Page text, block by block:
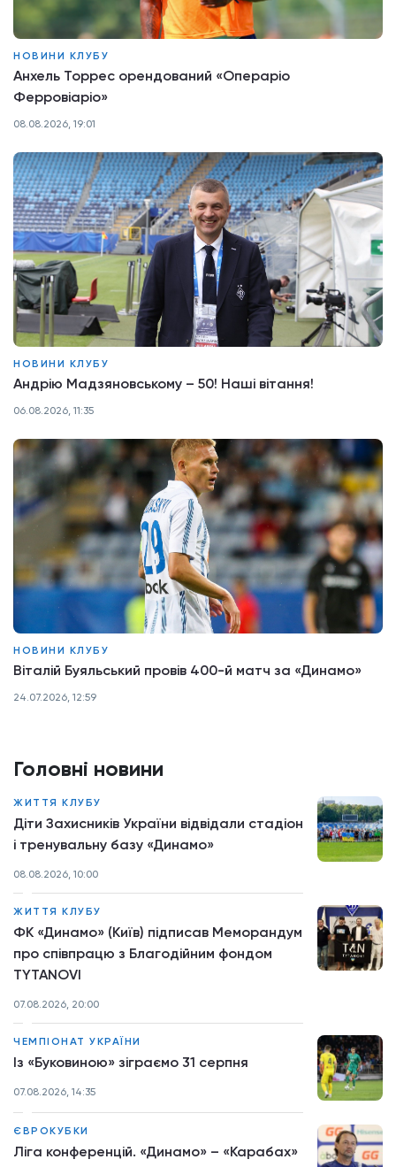
Головні новини
ЖИТТЯ КЛУБУ
Діти Захисників України відвідали стадіон
і тренувальну базу «Динамо»
08.08.2026, 10:00
ЖИТТЯ КЛУБУ
ФК «Динамо» (Київ) підписав Меморандум
про співпрацю з Благодійним фондом
TYTANOVI
07.08.2026, 20:00
ЧЕМПІОНАТ УКРАЇНИ
Із «Буковиною» зіграємо 31 серпня
07.08.2026, 14:35
ЄВРОКУБКИ
Ліга конференцій. «Динамо» – «Карабах»
НОВИНИ КЛУБУ
Анхель Торрес орендований «Операріо
Ферровіаріо»
08.08.2026, 19:01
НОВИНИ КЛУБУ
Андрію Мадзяновському – 50! Наші вітання!
06.08.2026, 11:35
НОВИНИ КЛУБУ
Віталій Буяльський провів 400-й матч за «Динамо»
24.07.2026, 12:59